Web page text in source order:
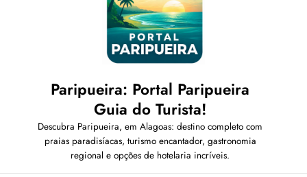
Paripueira: Portal Paripueira
Guia do Turista!
Descubra Paripueira, em Alagoas: destino completo com
praias paradisíacas, turismo encantador, gastronomia
regional e opções de hotelaria incríveis.